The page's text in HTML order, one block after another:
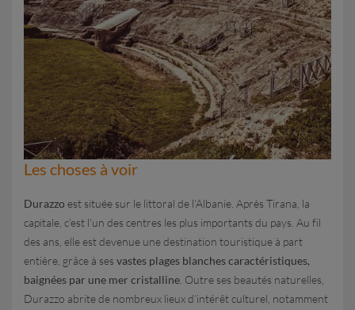
Les choses à voir
Durazzo est située sur le littoral de l’Albanie. Après Tirana, la
capitale, c’est l’un des centres les plus importants du pays. Au fil
des ans, elle est devenue une destination touristique à part
entière, grâce à ses vastes plages blanches caractéristiques,
baignées par une mer cristalline . Outre ses beautés naturelles,
Durazzo abrite de nombreux lieux d’intérêt culturel, notamment